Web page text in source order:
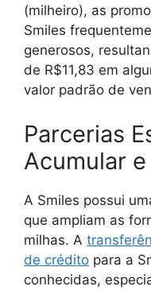
(milheiro), as
Smiles
generosos,
de R$11,83 em
valor padrão de
Parcerias
Acumular
A Smiles possui
que ampliam as
milhas. A
de crédito para a
conhecidas,